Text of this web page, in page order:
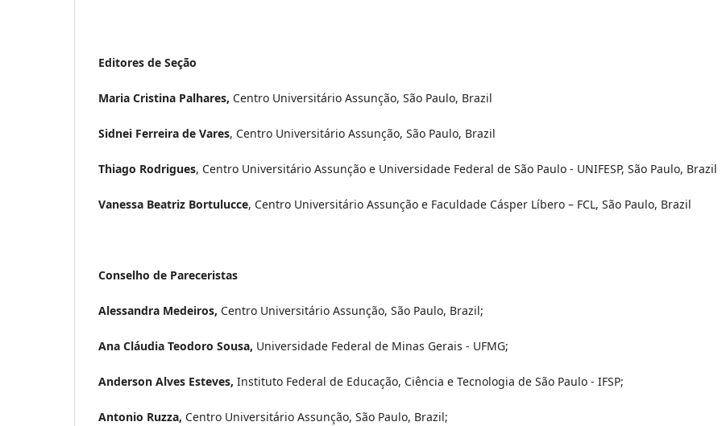
Editores de Seção
Maria Cristina Palhares, Centro Universitário Assunção, São Paulo, Brazil
Sidnei Ferreira de Vares, Centro Universitário Assunção, São Paulo, Brazil
Thiago Rodrigues, Centro Universitário Assunção e Universidade Federal de São Paulo - UNIFESP, São Paulo, Brazil
Vanessa Beatriz Bortulucce, Centro Universitário Assunção e Faculdade Cásper Líbero – FCL, São Paulo, Brazil
Conselho de Pareceristas
Alessandra Medeiros, Centro Universitário Assunção, São Paulo, Brazil;
Ana Cláudia Teodoro Sousa, Universidade Federal de Minas Gerais - UFMG;
Anderson Alves Esteves, Instituto Federal de Educação, Ciência e Tecnologia de São Paulo - IFSP;
Antonio Ruzza, Centro Universitário Assunção, São Paulo, Brazil;